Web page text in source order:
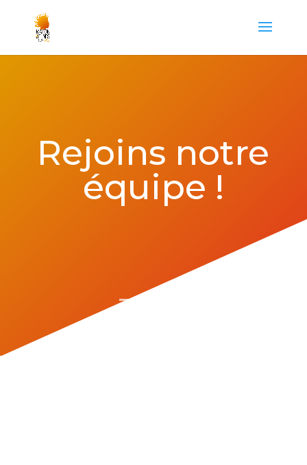
Rejoins notre
équipe !